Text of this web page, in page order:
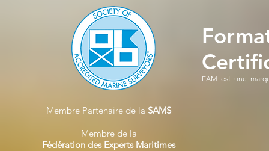
Membre Partenaire de la SAMS
Membre de la
Fédération des Experts Maritimes
EAM est une